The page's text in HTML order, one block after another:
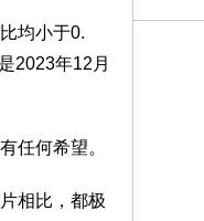
均小于0.
2023年12月
任何希望。
相比，都极